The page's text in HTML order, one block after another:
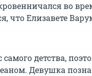
во
что Елизавете
детства,
Девушка